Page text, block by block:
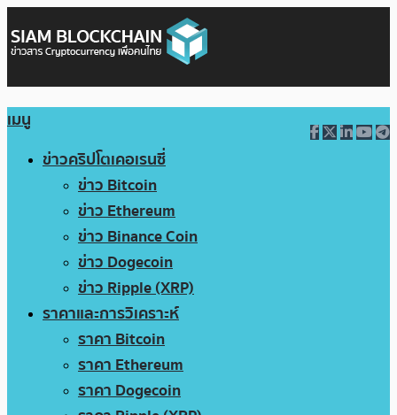
เมนู
ข่าวคริปโตเคอเรนซี่
ข่าว Bitcoin
ข่าว Ethereum
ข่าว Binance Coin
ข่าว Dogecoin
ข่าว Ripple (XRP)
ราคาและการวิเคราะห์
ราคา Bitcoin
ราคา Ethereum
ราคา Dogecoin